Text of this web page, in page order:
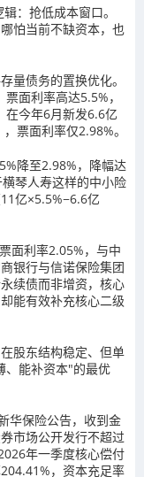
：抢低成本窗口。
怕当前不缺资本，也
债务的置换优化。
面利率高达5.5%，
在今年6月新发6.6亿
票面利率仅2.98%。
降至2.98%，降幅达
琴人寿这样的中小险
亿×5.5%−6.6亿
面利率2.05%，与中
银行与信诺保险集团
续债而非增资，核心
能有效补充核心二级
股东结构稳定、但单
、能补资本"的最优
华保险公告，收到金
市场公开发行不超过
年一季度核心偿付
，资本充足率